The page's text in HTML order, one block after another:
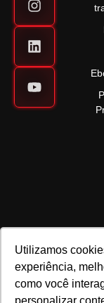
Utilizamos
experiência,
como você
©2025 ELÉVON -